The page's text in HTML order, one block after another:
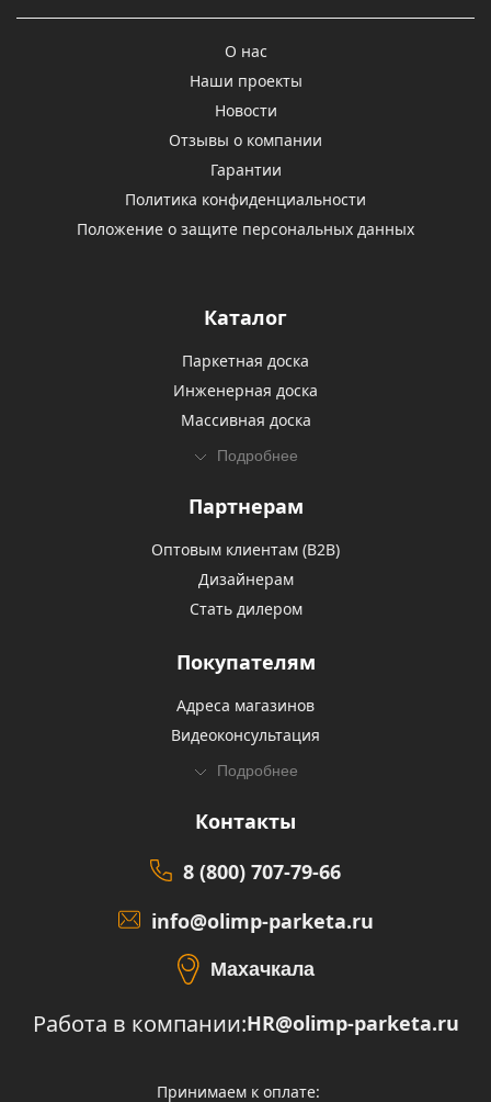
О нас
Наши проекты
Новости
Отзывы о компании
Гарантии
Политика конфиденциальности
Положение о защите персональных данных
Каталог
Паркетная доска
Инженерная доска
Массивная доска
Подробнее
Партнерам
Оптовым клиентам (В2В)
Дизайнерам
Стать дилером
Покупателям
Адреса магазинов
Видеоконсультация
Подробнее
Контакты
8 (800) 707-79-66
info@olimp-parketa.ru
Махачкала
Работа в компании:HR@olimp-parketa.ru
Принимаем к оплате: